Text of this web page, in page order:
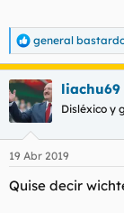
R
e
a
c
c
e
:
general
liachu69
Disléxico y
19 Abr 2019
Quise decir